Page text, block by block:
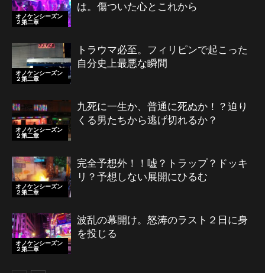
オノケンシーズン
２第二章
は。傷ついた心とこれから
オノケンシーズン
２第二章
トラウマ必至。フィリピンで起こった
自分史上最悪な瞬間
オノケンシーズン
２第二章
九死に一生か、普通に死ぬか！？迫り
くる男たちから逃げ切れるか？
オノケンシーズン
２第二章
完全予想外！！嘘？トラップ？ドッキ
リ？予想しない展開にひるむ
オノケンシーズン
２第二章
波乱の幕開け。怒涛のラスト２日に身
を投じる